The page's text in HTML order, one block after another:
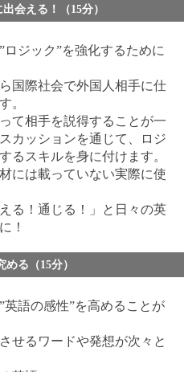
会える！（15分）
ジック”を強化するために
国際社会で外国人相手に仕
。
て相手を説得することが一
カッションを通じて、ロジ
るスキルを身に付けます。
には載っていない実際に使
る！通じる！」と日々の英
！
める（15分）
語の感性”を高めることが
せるワードや発想が次々と